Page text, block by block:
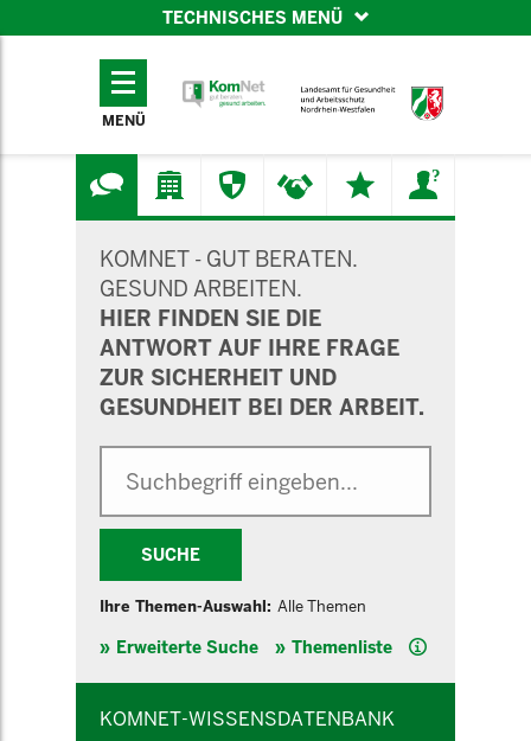
TECHNISCHES MENÜ
TECHNISCHES
MENÜ
KOMNET - GUT BERATEN.
GESUND ARBEITEN.
HIER FINDEN SIE DIE
ANTWORT AUF IHRE FRAGE
ZUR SICHERHEIT UND
GESUNDHEIT BEI DER ARBEIT.
SUCHE
Ihre Themen-Auswahl: Alle Themen
Erweiterte Suche Themenliste Hilfe
KOMNET-WISSENSDATENBANK